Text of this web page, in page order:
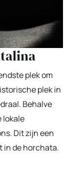
plek om
plek in
Behalve
lokale
Dit zijn een
in de horchata.